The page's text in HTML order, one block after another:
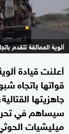
ألوية العمالقة تتقدم
أعلنت قيادة
قواتها باتجاه
جاهزيتها
سيساهم في
ميليشيات